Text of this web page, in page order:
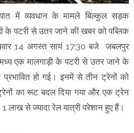
में व्यवधान के मामले बिल्कुल सड़क
के पटरी से उतर जाने की खबर को पब्लिक
14 अगस्त सायं 17:30 बजे जबलपुर
एक मालगाड़ी के पटरी से उतर जाने के
हो गई। इनमें से तीन ट्रेनों को
का रूट बदल दिया गया और एक ट्रेन
1 लाख से ज्यादा रेल यात्री परेशान हुए हैं।